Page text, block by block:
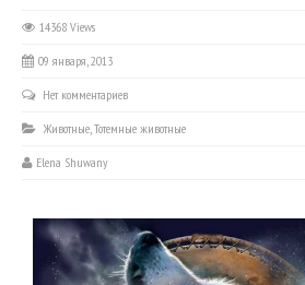
14368 Views
09 января, 2013
Нет комментариев
Животные,Тотемные животные
Elena Shuwany